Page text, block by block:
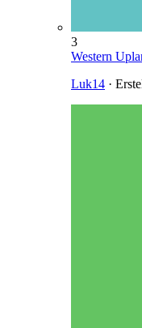
3
Western
Luk14 ·